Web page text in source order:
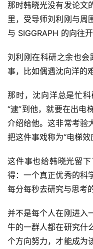
那时韩晓光没有发论文
里，受导师刘利刚与周
与 SIGGRAPH 的向往开
刘利刚在科研之余也会
事，比如偶遇沈向洋的
那时，沈向洋总是忙
“逮”到他，就要在出电
介绍给他。这非常考验
把这件事戏称为“电梯效
这件事也给韩晓光留
得：一个真正优秀的科
每分每秒去研究与思考的
并不是每个人在刚进入
牛的一群人都在研究什
个方向努力，才能成为